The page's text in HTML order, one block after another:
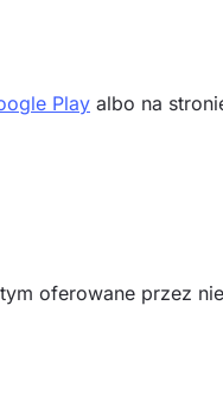
Play albo na
oferowane przez